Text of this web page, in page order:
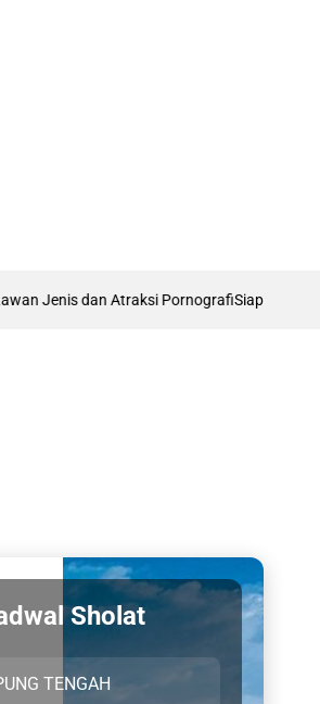
Jenis dan Atraksi PornografiSiap Didorong
Sholat